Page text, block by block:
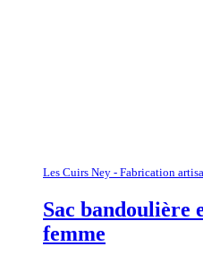
Les Cuirs Ney - Fabrication
Sac bandoulière
femme